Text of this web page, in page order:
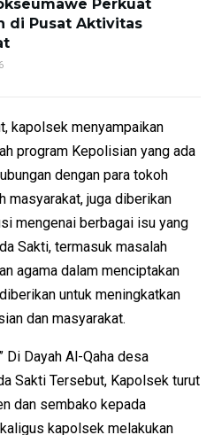
Perkuat
di Pusat Aktivitas
kapolsek menyampaikan
program Kepolisian yang ada
dengan para tokoh
masyarakat, juga diberikan
mengenai berbagai isu yang
Sakti, termasuk masalah
agama dalam menciptakan
untuk meningkatkan
dan masyarakat.
Di Dayah Al-Qaha desa
Sakti Tersebut, Kapolsek turut
dan sembako kepada
kapolsek melakukan